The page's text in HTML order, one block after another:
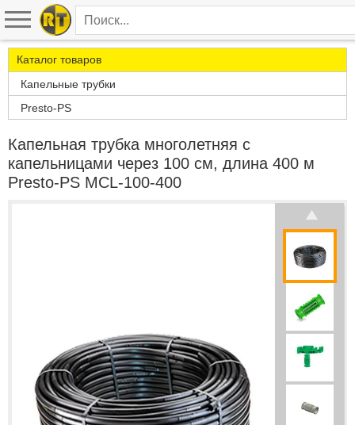
Каталог товаров
Капельные трубки
Presto-PS
Капельная трубка многолетняя с
капельницами через 100 см, длина 400 м
Presto-PS MCL-100-400